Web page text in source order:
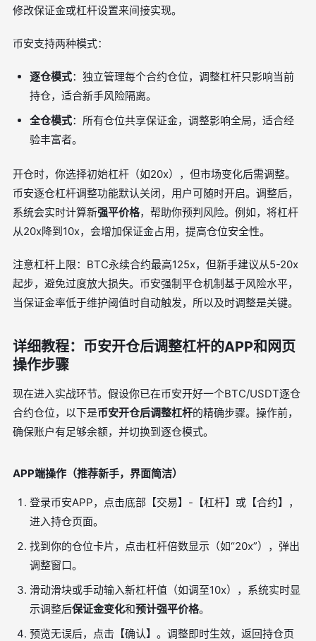
修改保证金或杠杆设置来间接实现。
币安支持两种模式：
逐仓模式：独立管理每个合约仓位，调整杠杆只影响当前
持仓，适合新手风险隔离。
全仓模式：所有仓位共享保证金，调整影响全局，适合经
验丰富者。
开仓时，你选择初始杠杆（如20x），但市场变化后需调整。
币安逐仓杠杆调整功能默认关闭，用户可随时开启。调整后，
系统会实时计算新强平价格，帮助你预判风险。例如，将杠杆
从20x降到10x，会增加保证金占用，提高仓位安全性。
注意杠杆上限：BTC永续合约最高125x，但新手建议从5-20x
起步，避免过度放大损失。币安强制平仓机制基于风险水平，
当保证金率低于维护阈值时自动触发，所以及时调整是关键。
详细教程：币安开仓后调整杠杆的APP和网页
操作步骤
现在进入实战环节。假设你已在币安开好一个BTC/USDT逐仓
合约仓位，以下是币安开仓后调整杠杆的精确步骤。操作前，
确保账户有足够余额，并切换到逐仓模式。
APP端操作（推荐新手，界面简洁）
登录币安APP，点击底部【交易】-【杠杆】或【合约】，
进入持仓页面。
找到你的仓位卡片，点击杠杆倍数显示（如“20x”），弹出
调整窗口。
滑动滑块或手动输入新杠杆值（如调至10x），系统实时显
示调整后保证金变化和预计强平价格。
预览无误后，点击【确认】。调整即时生效，返回持仓页